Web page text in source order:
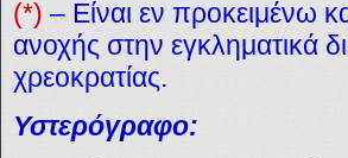
(*) – Είναι εν προκειμένω
ανοχής στην εγκληματικά
χρεοκρατίας.
Υστερόγραφο: